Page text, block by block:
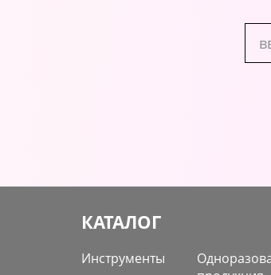
КАТАЛОГ
Инструменты